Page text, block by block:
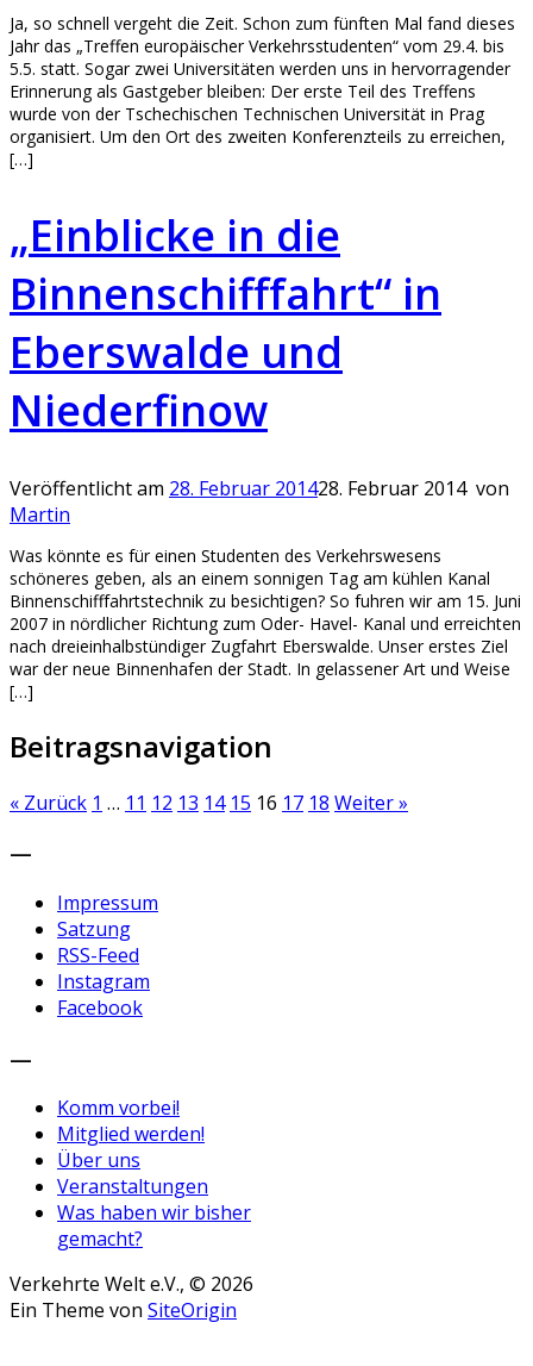
Ja, so schnell vergeht die Zeit. Schon zum fünften Mal fand dieses
Jahr das „Treffen europäischer Verkehrsstudenten“ vom 29.4. bis
5.5. statt. Sogar zwei Universitäten werden uns in hervorragender
Erinnerung als Gastgeber bleiben: Der erste Teil des Treffens
wurde von der Tschechischen Technischen Universität in Prag
organisiert. Um den Ort des zweiten Konferenzteils zu erreichen,
[…]
„Einblicke in die
Binnenschifffahrt“ in
Eberswalde und
Niederfinow
Veröffentlicht am 28. Februar 201428. Februar 2014 von
Martin
Was könnte es für einen Studenten des Verkehrswesens
schöneres geben, als an einem sonnigen Tag am kühlen Kanal
Binnenschifffahrtstechnik zu besichtigen? So fuhren wir am 15. Juni
2007 in nördlicher Richtung zum Oder- Havel- Kanal und erreichten
nach dreieinhalbstündiger Zugfahrt Eberswalde. Unser erstes Ziel
war der neue Binnenhafen der Stadt. In gelassener Art und Weise
[…]
Beitragsnavigation
« Zurück 1 … 11 12 13 14 15 16 17 18 Weiter »
—
Impressum
Satzung
RSS-Feed
Instagram
Facebook
—
Komm vorbei!
Mitglied werden!
Über uns
Veranstaltungen
Was haben wir bisher
gemacht?
Verkehrte Welt e.V., © 2026
Ein Theme von SiteOrigin